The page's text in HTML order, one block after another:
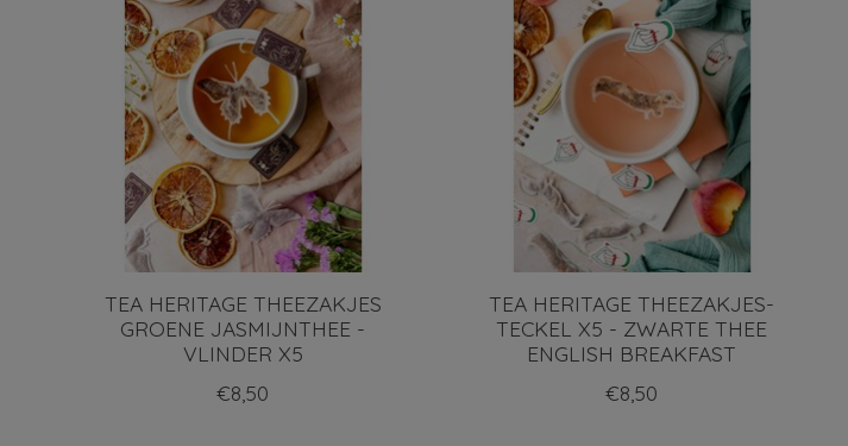
TEA HERITAGE THEEZAKJES
GROENE JASMIJNTHEE -
VLINDER X5
€8,50
TEA HERITAGE THEEZAKJES-
TECKEL X5 - ZWARTE THEE
ENGLISH BREAKFAST
€8,50